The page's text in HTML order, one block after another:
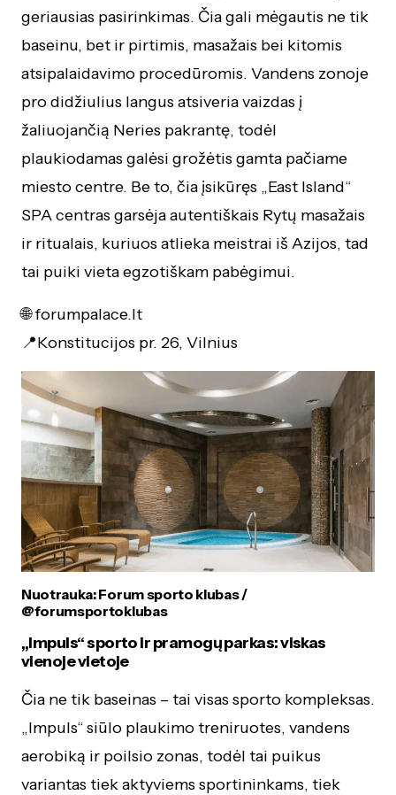
geriausias pasirinkimas. Čia gali mėgautis ne tik
baseinu, bet ir pirtimis, masažais bei kitomis
atsipalaidavimo procedūromis. Vandens zonoje
pro didžiulius langus atsiveria vaizdas į
žaliuojančią Neries pakrantę, todėl
plaukiodamas galėsi grožėtis gamta pačiame
miesto centre. Be to, čia įsikūręs „East Island“
SPA centras garsėja autentiškais Rytų masažais
ir ritualais, kuriuos atlieka meistrai iš Azijos, tad
tai puiki vieta egzotiškam pabėgimui.
🌐 forumpalace.lt
📍Konstitucijos pr. 26, Vilnius
Nuotrauka: Forum sporto klubas /
@forumsportoklubas
„Impuls“ sporto ir pramogų parkas: viskas
vienoje vietoje
Čia ne tik baseinas – tai visas sporto kompleksas.
„Impuls“ siūlo plaukimo treniruotes, vandens
aerobiką ir poilsio zonas, todėl tai puikus
variantas tiek aktyviems sportininkams, tiek